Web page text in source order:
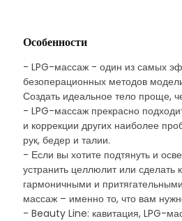
Особенности
- LPG-массаж - один из самых
безоперационных методов
Создать идеальное тело проще,
- LPG-массаж прекрасно
и коррекции других наиболее
рук, бедер и талии.
- Если вы хотите подтянуть и
устранить целлюлит или сделать
гармоничными и
массаж – именно то, что вам
- Beauty Line: кавитация, LPG-